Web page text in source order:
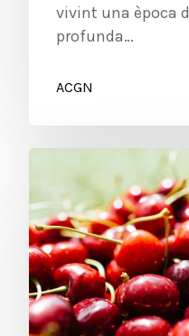
vivint una època
profunda…
ACGN